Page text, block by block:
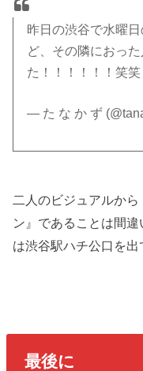
昨日の渋谷で水曜
ど、その隣におっ
た！！！！！！笑笑
— た な か ず
二人のビジュアルか
ン』であることは間
は渋谷駅ハチ公口を出
最後に